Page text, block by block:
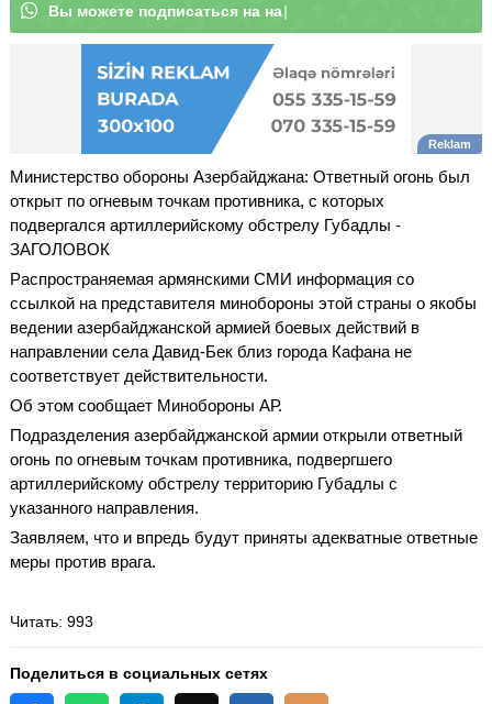
Вы можете |
Министерство обороны Азербайджана: Ответный огонь был
открыт по огневым точкам противника, с которых
подвергался артиллерийскому обстрелу Губадлы -
ЗАГОЛОВОК
Распространяемая армянскими СМИ информация со
ссылкой на представителя минобороны этой страны о якобы
ведении азербайджанской армией боевых действий в
направлении села Давид-Бек близ города Кафана не
соответствует действительности.
Об этом сообщает Минобороны АР.
Подразделения азербайджанской армии открыли ответный
огонь по огневым точкам противника, подвергшего
артиллерийскому обстрелу территорию Губадлы с
указанного направления.
Заявляем, что и впредь будут приняты адекватные ответные
меры против врага.
Читать: 993
Поделиться в социальных сетях